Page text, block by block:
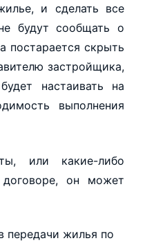
и сделать все
будут сообщать о
постарается скрыть
застройщика,
настаивать на
выполнения
или какие-либо
договоре, он может
передачи жилья по